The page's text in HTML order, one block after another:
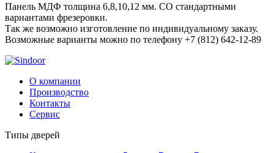
Панель МДФ толщина 6,8,10,12 мм. СО стандартными
вариантами фрезеровки.
Так же возможно изготовление по индивидуальному заказу.
Возможные варианты можно по телефону +7 (812) 642-12-89
О компании
Производство
Контакты
Сервис
Типы дверей